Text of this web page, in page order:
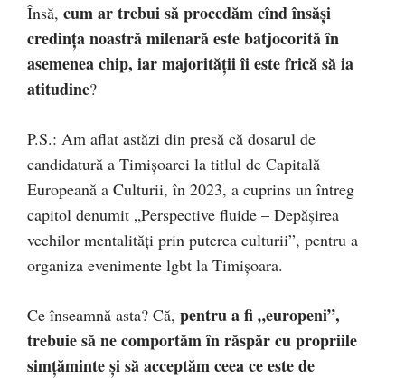
Însă, cum ar trebui să procedăm cînd însăși
credința noastră milenară este batjocorită în
asemenea chip, iar majorității îi este frică să ia
atitudine?
P.S.: Am aflat astăzi din presă că dosarul de
candidatură a Timișoarei la titlul de Capitală
Europeană a Culturii, în 2023, a cuprins un întreg
capitol denumit „Perspective fluide – Depășirea
vechilor mentalități prin puterea culturii”, pentru a
organiza evenimente lgbt la Timișoara.
Ce înseamnă asta? Că, pentru a fi „europeni”,
trebuie să ne comportăm în răspăr cu propriile
simțăminte și să acceptăm ceea ce este de